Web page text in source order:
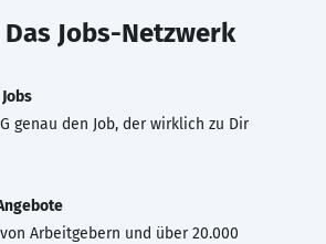
Das Jobs-Netzwerk
genau den Job, der wirklich zu Dir
Arbeitgebern und über 20.000